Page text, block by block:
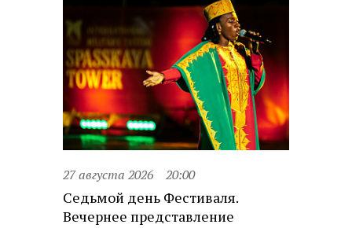
27 августа 2026 20:00
Седьмой день Фестиваля.
Вечернее представление